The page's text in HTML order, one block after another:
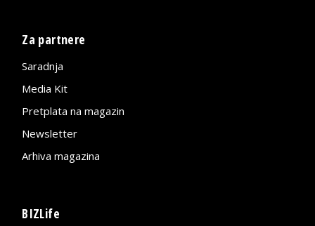
Za partnere
Saradnja
Media Kit
Pretplata na magazin
Newsletter
Arhiva magazina
BIZLife